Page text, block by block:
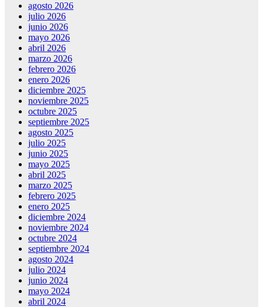
agosto 2026
julio 2026
junio 2026
mayo 2026
abril 2026
marzo 2026
febrero 2026
enero 2026
diciembre 2025
noviembre 2025
octubre 2025
septiembre 2025
agosto 2025
julio 2025
junio 2025
mayo 2025
abril 2025
marzo 2025
febrero 2025
enero 2025
diciembre 2024
noviembre 2024
octubre 2024
septiembre 2024
agosto 2024
julio 2024
junio 2024
mayo 2024
abril 2024